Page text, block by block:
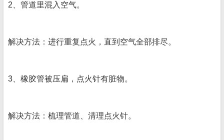
2、管道里混入空气。
解决方法：进行重复点火，直到空气全部排尽。
3、橡胶管被压扁，点火针有脏物。
解决方法：梳理管道、清理点火针。